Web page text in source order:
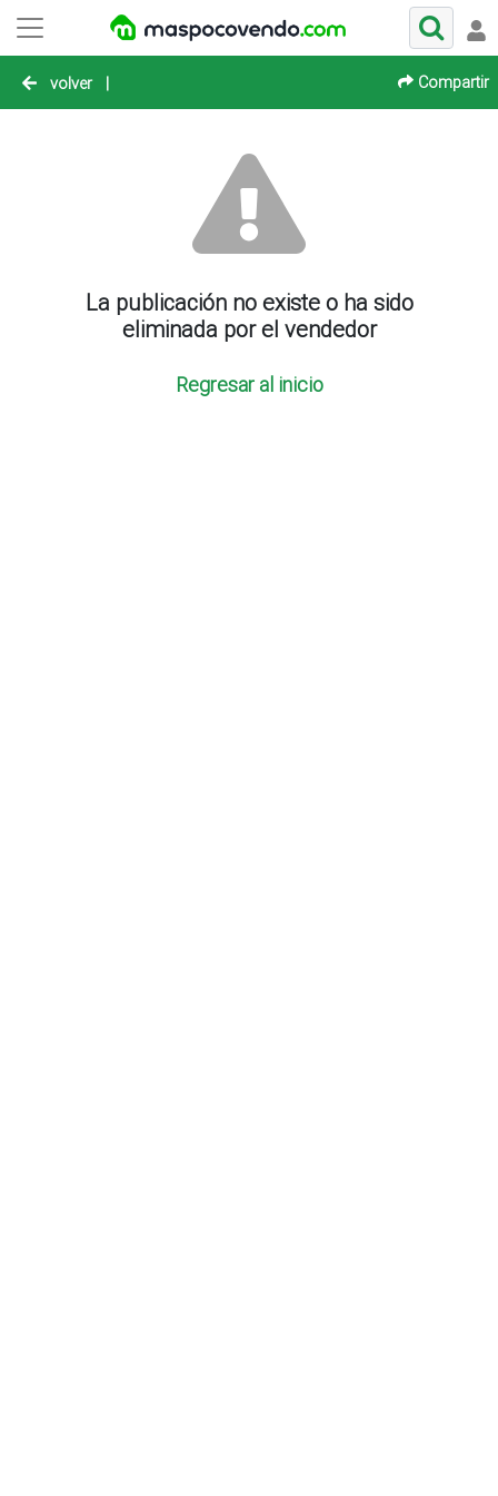
volver | Compartir
La publicación no existe o ha sido
eliminada por el vendedor
Regresar al inicio